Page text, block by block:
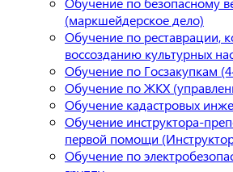
(маркшейдерское дело)
Обучение по реставрации,
воссозданию культурных
Обучение по Госзакупкам
Обучение по ЖКХ
Обучение кадастровых
Обучение инструктора-
первой помощи
Обучение по